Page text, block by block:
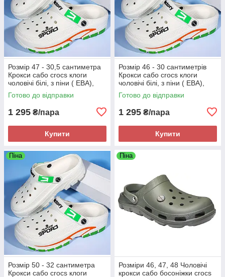
Розмір 47 - 30,5 сантиметра
Крокси сабо crocs клоги
чоловічі білі, з піни ( ЕВА),
легкі і зручні
Готово до відправки
1 295 ₴/пара
Купити
Розмір 46 - 30 сантиметрів
Крокси сабо crocs клоги
чоловічі білі, з піни ( ЕВА),
легкі і зручні
Готово до відправки
1 295 ₴/пара
Купити
Піна
Розмір 50 - 32 сантиметра
Крокси сабо crocs клоги
Піна
Розміри 46, 47, 48 Чоловічі
крокси сабо босоніжки crocs